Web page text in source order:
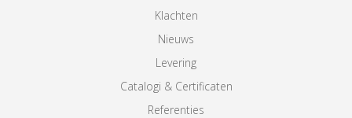
Klachten
Nieuws
Levering
Catalogi & Certificaten
Referenties